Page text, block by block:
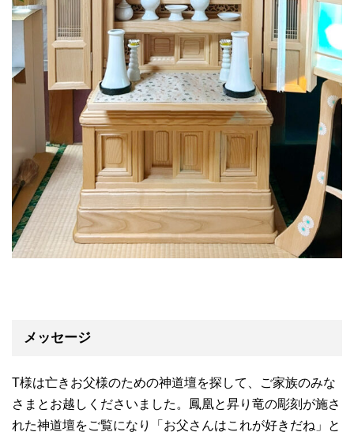
メッセージ
T様は亡きお父様のための神道壇を探して、ご家族のみな
さまとお越しくださいました。鳳凰と昇り竜の彫刻が施さ
れた神道壇をご覧になり「お父さんはこれが好きだね」と